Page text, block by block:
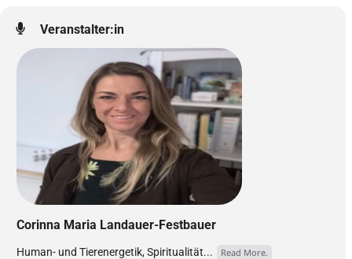
Veranstalter:in
Corinna Maria Landauer-Festbauer
Human- und Tierenergetik, Spiritualität... Read More.